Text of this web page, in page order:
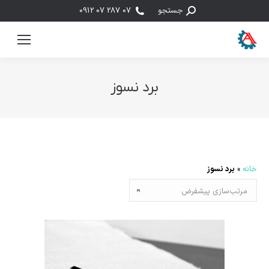
جستجو:جستجو 07 287 07 0912
برد نسوز
خانه » برد نسوز